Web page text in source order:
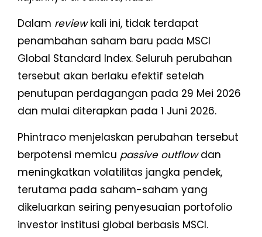
Dalam reviewkali ini, tidak terdapat
penambahan saham baru pada MSCI
Global Standard Index. Seluruh perubahan
tersebut akan berlaku efektif setelah
penutupan perdagangan pada 29 Mei 2026
dan mulai diterapkan pada 1 Juni 2026.
Phintraco menjelaskan perubahan tersebut
berpotensi memicu passive outflowdan
meningkatkan volatilitas jangka pendek,
terutama pada saham-saham yang
dikeluarkan seiring penyesuaian portofolio
investor institusi global berbasis MSCI.